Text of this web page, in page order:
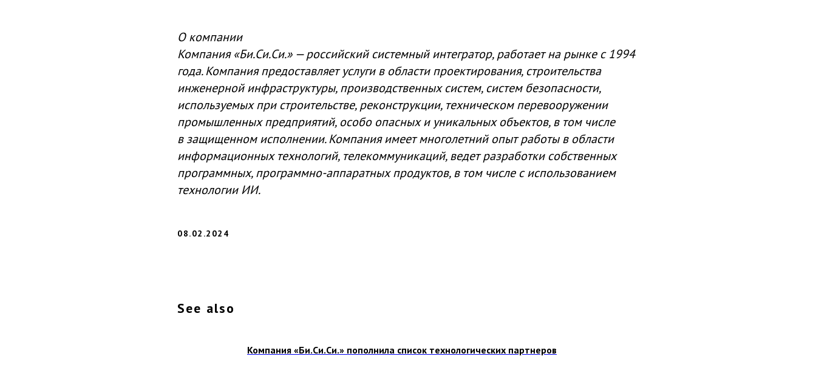
О компании
Компания «Би.Си.Си.» — российский системный интегратор, работает на рынке с 1994
года. Компания предоставляет услуги в области проектирования, строительства
инженерной инфраструктуры, производственных систем, систем безопасности,
используемых при строительстве, реконструкции, техническом перевооружении
промышленных предприятий, особо опасных и уникальных объектов, в том числе
в защищенном исполнении. Компания имеет многолетний опыт работы в области
информационных технологий, телекоммуникаций, ведет разработки собственных
программных, программно-аппаратных продуктов, в том числе с использованием
технологии ИИ.
08.02.2024
See also
Компания «Би.Си.Си.» пополнила список технологических партнеров